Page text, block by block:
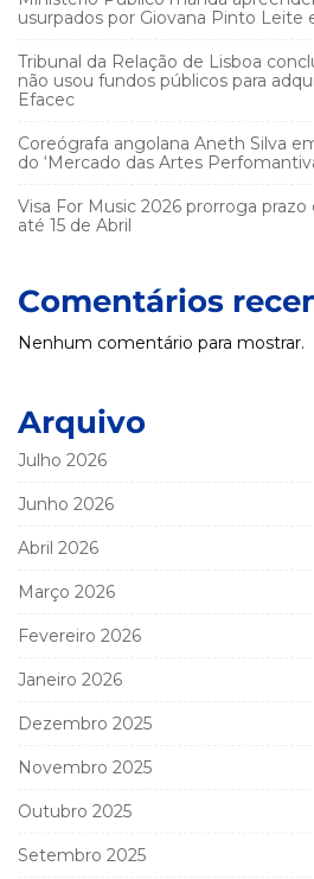
usurpados por Giovana Pinto Leite
Tribunal da Relação de Lisboa
não usou fundos públicos para
Efacec
Coreógrafa angolana Aneth Silva
do ‘Mercado das Artes
Visa For Music 2026 prorroga
até 15 de Abril
Comentários
Nenhum comentário para mostrar.
Arquivo
Julho 2026
Junho 2026
Abril 2026
Março 2026
Fevereiro 2026
Janeiro 2026
Dezembro 2025
Novembro 2025
Outubro 2025
Setembro 2025